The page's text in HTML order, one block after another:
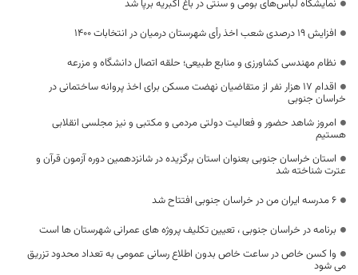
نمایشگاه لباس‌های بومی و سنتی در باغ اکبریه برپا شد
افزایش ۱۹ درصدی شعب اخذ رأی شهرستان درمیان در انتخابات ۱۴۰۰
نظام مهندسی کشاورزی و منابع طبیعی؛ حلقه اتصال دانشگاه و مزرعه
اقدام ۱۷ هزار نفر از متقاضیان نهضت مسکن برای اخذ پروانه ساختمانی در
خراسان جنوبی
امروز شاهد حضور و فعالیت دولتی مردمی و مکتبی و نیز مجلسی انقلابی
هستیم
استان خراسان جنوبی بعنوان استان برگزیده در شانزدهمین دوره آزمون قرآن و
عترت شناخته شد
6 مدرسه ایران من در خراسان جنوبی افتتاح شد
برنامه در خراسان جنوبی ، تعیین تکلیف پروژه های عمرانی شهرستان ها است
وا کسن خاص در ساعت خاص بدون اطلاع رسانی عمومی به تعداد محدود تزریق
می شود